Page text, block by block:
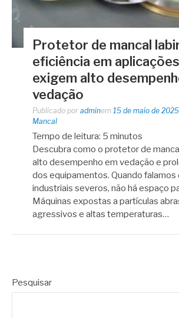
Protetor de mancal
eficiência em
exigem alto
vedação
Publicado por adminem 15 de maio de 2025
Mancal
Tempo de leitura: 5 minutos
Descubra como o protetor de
alto desempenho em vedação e
dos equipamentos. Quando
industriais severos, não há espaço
Máquinas expostas a partículas
agressivos e altas temperaturas…
Pesquisar